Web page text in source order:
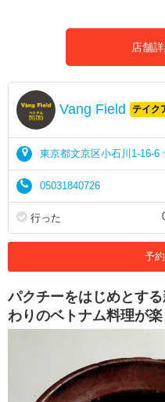
店舗
Vang Field テイク
東京都文京区小石川1-16-6
05031840726
行った
予
パクチーをはじめとす
わりのベトナム料理が